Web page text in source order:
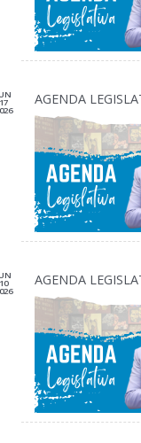
17 AGENDA
10 AGENDA